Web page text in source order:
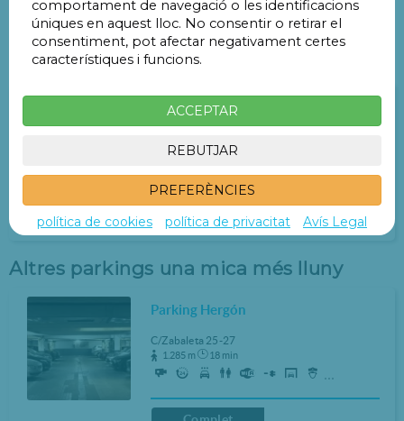
Rafael
Pàrquings a menys de 1 Km
Parking Mundial
873 m 12 min
Complet
Reservar a altres dates 30€
Altres parkings una mica més lluny
Parking Hergón
C/Zabaleta 25-27
1.285 m 18 min
...
comportament de navegació o les identificacions
úniques en aquest lloc. No consentir o retirar el
consentiment, pot afectar negativament certes
característiques i funcions.
ACCEPTAR
REBUTJAR
PREFERÈNCIES
política de cookies
política de privacitat Avís Legal